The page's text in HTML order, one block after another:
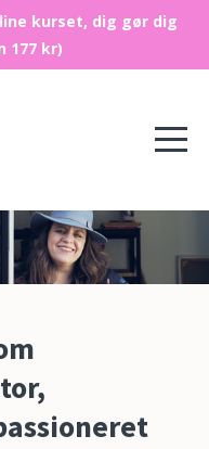
kurset, dig gør dig
177 kr)